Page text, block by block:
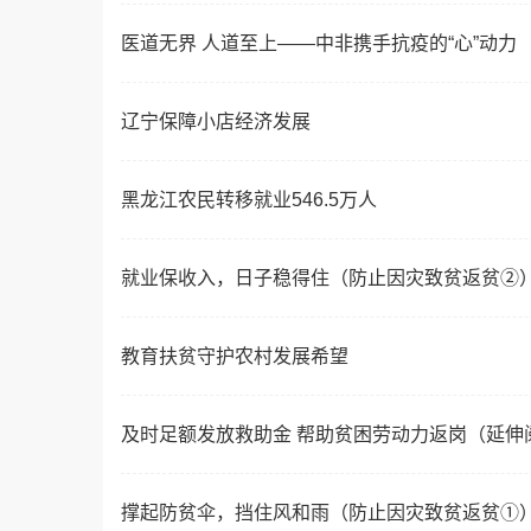
医道无界 人道至上——中非携手抗疫的“心”动力
辽宁保障小店经济发展
黑龙江农民转移就业546.5万人
就业保收入，日子稳得住（防止因灾致贫返贫②）
教育扶贫守护农村发展希望
及时足额发放救助金 帮助贫困劳动力返岗（延伸
撑起防贫伞，挡住风和雨（防止因灾致贫返贫①）